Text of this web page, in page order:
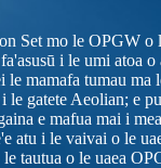
Set mo le OPGW o
i le umi atoa o
le mamafa tumau ma
le gatete Aeolian; e
e mafua mai i
atu i le vaivai o le
tautua o le uaea